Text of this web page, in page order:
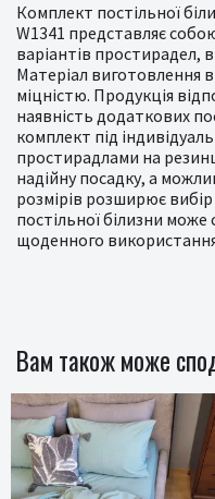
Комплект постільної
W1341 представляє
варіантів простирадел,
Матеріал виготовлення
міцністю. Продукція
наявність додаткових
комплект під
простирадлами на
надійну посадку, а
розмірів розширює
постільної білизни
щоденного
Вам також може